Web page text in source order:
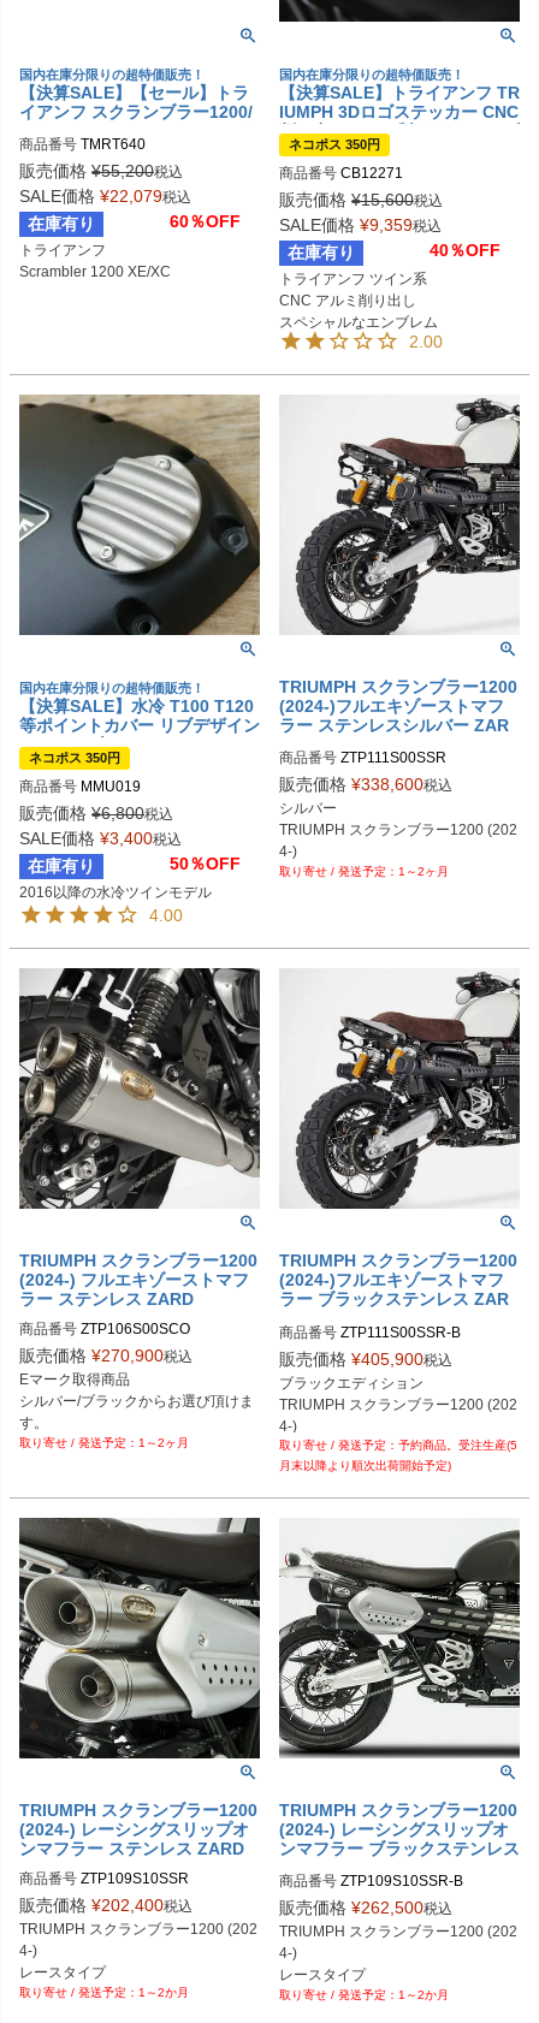
国内在庫分限りの超特価販売！
【決算SALE】【セール】トラ
イアンフ スクランブラー1200/
マリット
商品番号 TMRT640
https://tamaritmotorcycles.com/en-us/
scrambler-1200-fork-protectors/
販売価格 ¥55,200税込
SALE価格 ¥22,079税込
在庫有り 60％OFF
トライアンフ
Scrambler 1200 XE/XC
国内在庫分限りの超特価販売！
【決算SALE】トライアンフ TR
IUMPH 3Dロゴステッカー CNC
削り出しアルミ製 タンクエンブ
レム RAISCH
ネコポス 350円
商品番号 CB12271
販売価格 ¥15,600税込
SALE価格 ¥9,359税込
在庫有り 40％OFF
トライアンフ ツイン系
CNC アルミ削り出し
スペシャルなエンブレム
2.00
国内在庫分限りの超特価販売！
【決算SALE】水冷 T100 T120
等ポイントカバー リブデザイン
ショットブラスト Motone
ネコポス 350円
商品番号 MMU019
販売価格 ¥6,800税込
SALE価格 ¥3,400税込
在庫有り 50％OFF
2016以降の水冷ツインモデル
4.00
TRIUMPH スクランブラー1200
(2024-)フルエキゾーストマフ
ラー ステンレスシルバー ZAR
商品番号 ZTP111S00SSR
販売価格 ¥338,600税込
シルバー
TRIUMPH スクランブラー1200 (202
4-)
1～2ヶ月
TRIUMPH スクランブラー1200
(2024-) フルエキゾーストマフ
ラー ステンレス ZARD
商品番号 ZTP106S00SCO
ZTP106S00SCO-B
販売価格 ¥270,900税込
Eマーク取得商品
シルバー/ブラックからお選び頂けま
す。
TRIUMPH スクランブラー1200 (202
1～2ヶ月
TRIUMPH スクランブラー1200
(2024-)フルエキゾーストマフ
ラー ブラックステンレス ZAR
商品番号 ZTP111S00SSR-B
販売価格 ¥405,900税込
ブラックエディション
TRIUMPH スクランブラー1200 (202
4-)
予約商品。受注生産(5
月末以降より順次出荷開始予定)
TRIUMPH スクランブラー1200
(2024-) レーシングスリップオ
ンマフラー ステンレス ZARD
商品番号 ZTP109S10SSR
販売価格 ¥202,400税込
TRIUMPH スクランブラー1200 (202
4-)
レースタイプ
1～2か月
TRIUMPH スクランブラー1200
(2024-) レーシングスリップオ
ンマフラー ブラックステンレス
商品番号 ZTP109S10SSR-B
販売価格 ¥262,500税込
TRIUMPH スクランブラー1200 (202
4-)
レースタイプ
1～2か月